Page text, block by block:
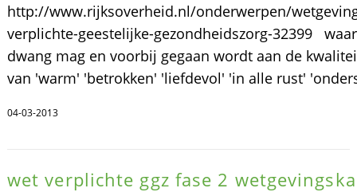
http://www.rijksoverheid.nl/onderwerpen/
verplichte-geestelijke-gezondheidszorg-32399
dwang mag en voorbij gegaan wordt aan de
van 'warm' 'betrokken' 'liefdevol' 'in alle rust'
04-03-2013
wet verplichte ggz fase 2